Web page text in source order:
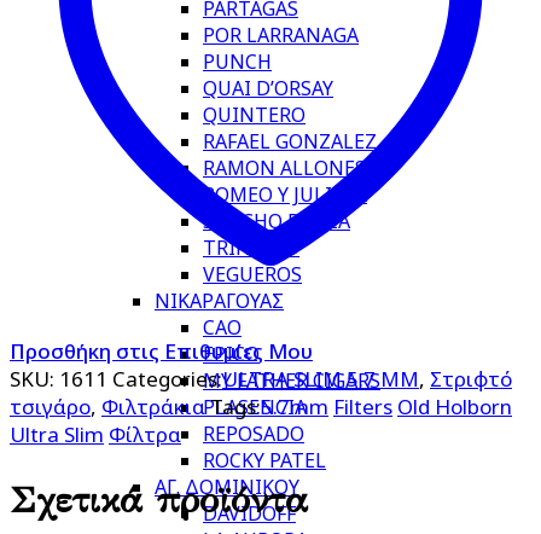
PARTAGAS
POR LARRANAGA
PUNCH
QUAI D’ORSAY
QUINTERO
RAFAEL GONZALEZ
RAMON ALLONES
ROMEO Y JULIETA
SANCHO PANZA
TRINIDAD
VEGUEROS
ΝΙΚΑΡΑΓΟΥΑΣ
CAO
EPICO
MY FATHER CIGARS
PLASENCIA
REPOSADO
ROCKY PATEL
ΑΓ. ΔΟΜΙΝΙΚΟΥ
DAVIDOFF
Προσθήκη στις Επιθυμίες Μου
SKU: 1611 Categories:ULTRA SLIM 5.7 MM, Στριφτό
τσιγάρο, ΦιλτράκιαTags:5.7mm Filters Old Holborn
Ultra Slim Φίλτρα
Σχετικά προϊόντα